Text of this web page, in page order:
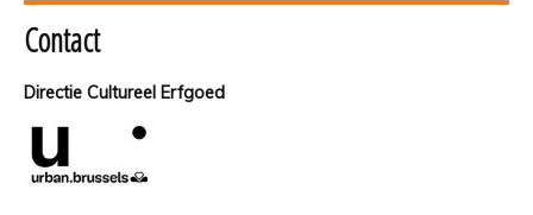
Contact
Directie Cultureel Erfgoed